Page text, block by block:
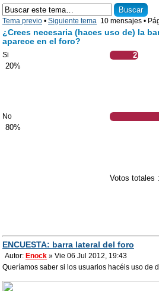
Tema previo • Siguiente tema 10 mensajes •
¿Crees necesaria (haces uso de) la
aparece en el foro?
Si
2
20%
No
80%
Votos totales
ENCUESTA: barra lateral del foro
Autor: Enock » Vie 06 Jul 2012, 19:43
Queríamos saber si los usuarios hacéis uso de